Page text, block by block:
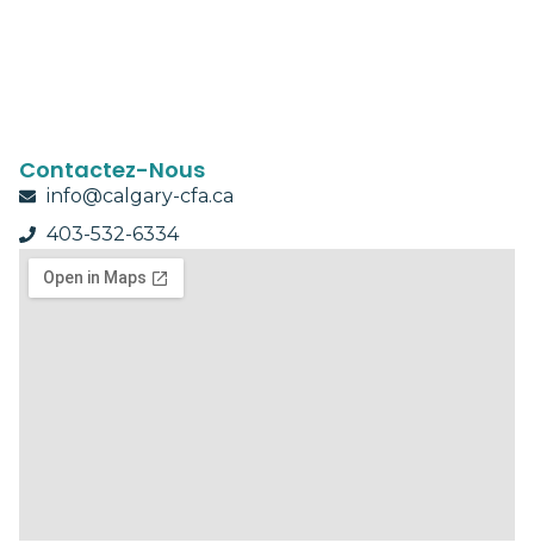
Contactez-Nous
info@calgary-cfa.ca
403-532-6334